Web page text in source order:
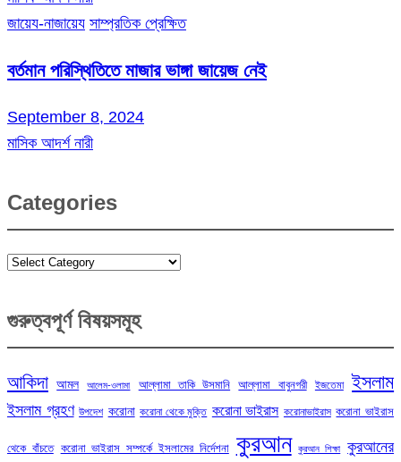
জায়েয-নাজায়েয সাম্প্রতিক প্রেক্ষিত
বর্তমান পরিস্থিতিতে মাজার ভাঙ্গা জায়েজ নেই
September 8, 2024
মাসিক আদর্শ নারী
Categories
Categories
গুরুত্বপূর্ণ বিষয়সমূহ
আকিদা আমল আলেম-ওলামা আল্লামা তাকি উসমানি আল্লামা বাবুনগরী ইজতেমা ইসলাম
ইসলাম গ্রহণ উপদেশ করোনা করোনা থেকে মুক্তি করোনা ভাইরাস করোনাভাইরাস করোনা ভাইরাস
থেকে বাঁচতে করোনা ভাইরাস সম্পর্কে ইসলামের নির্দেশনা কুরআন কুরআন শিক্ষা কুরআনের